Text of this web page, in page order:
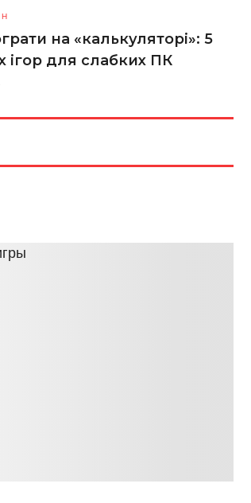
на «‎калькуляторі»: 5
ігор для слабких ПК